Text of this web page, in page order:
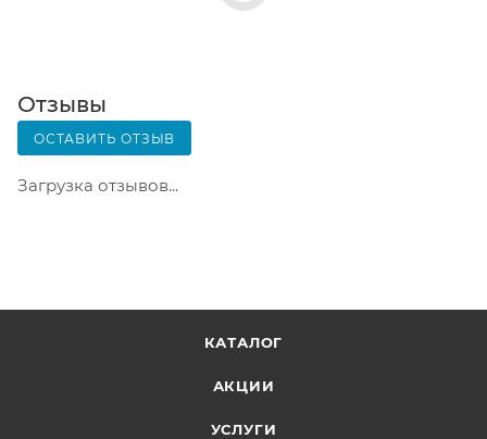
заказ придет в отделение, на ваш адрес придет
Вскрывать коробку самостоятельно вы можете
только после оплаты заказа. Один заказ может
содержать не больше 10 позиций и его стоимость
не должна превышать 100 000 р.
Отзывы
ОСТАВИТЬ ОТЗЫВ
Загрузка отзывов...
КАТАЛОГ
АКЦИИ
УСЛУГИ